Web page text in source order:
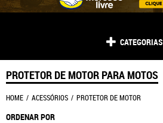
CATEGORIAS
PROTETOR DE MOTOR PARA MOTOS
HOME ACESSÓRIOS PROTETOR DE MOTOR
ORDENAR POR